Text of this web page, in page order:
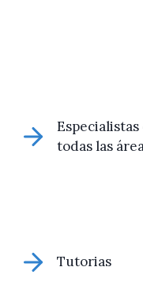
Especialistas
todas las
Tutorias